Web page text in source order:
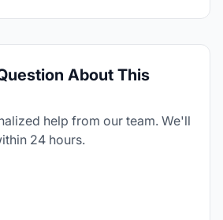
About This
help from our team. We'll
24 hours.